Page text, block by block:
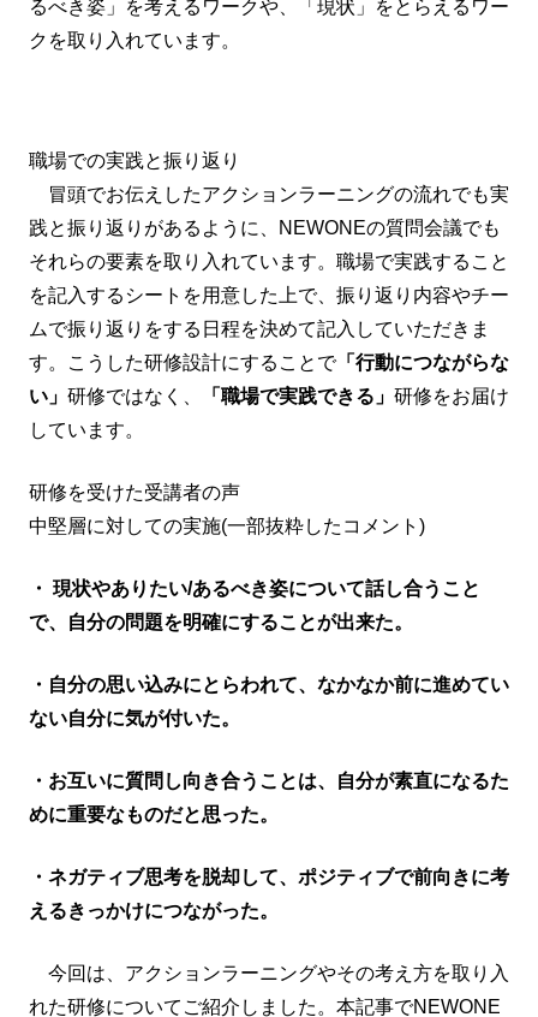
るべき姿」を考えるワークや、「現状」をとらえるワー
クを取り入れています。
職場での実践と振り返り
冒頭でお伝えしたアクションラーニングの流れでも実
践と振り返りがあるように、NEWONEの質問会議でも
それらの要素を取り入れています。職場で実践すること
を記入するシートを用意した上で、振り返り内容やチー
ムで振り返りをする日程を決めて記入していただきま
す。こうした研修設計にすることで「行動につながらな
い」 研修ではなく、 「職場で実践できる」 研修をお届け
しています。
研修を受けた受講者の声
中堅層に対しての実施(一部抜粋したコメント)
・ 現状やありたい/あるべき姿について話し合うこと
で、自分の問題を明確にすることが出来た。
・自分の思い込みにとらわれて、なかなか前に進めてい
ない自分に気が付いた。
・お互いに質問し向き合うことは、自分が素直になるた
めに重要なものだと思った。
・ネガティブ思考を脱却して、ポジティブで前向きに考
えるきっかけにつながった。
今回は、アクションラーニングやその考え方を取り入
れた研修についてご紹介しました。本記事でNEWONE